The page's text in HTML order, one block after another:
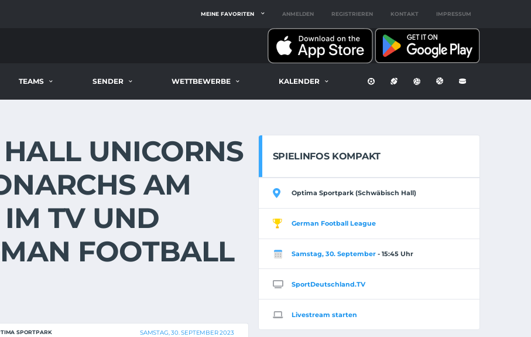
MEINE FAVORITEN ANMELDEN REGISTRIEREN KONTAKT IMPRESSUM
TEAMS SENDER WETTBEWERBE KALENDER
UNICORNS
AM
TV UND
FOOTBALL
SPORTPARK SAMSTAG, 30. SEPTEMBER 2023
SPIELINFOS KOMPAKT
Optima Sportpark (Schwäbisch Hall)
German Football League
Samstag, 30. September- 15:45 Uhr
SportDeutschland.TV
Livestream starten